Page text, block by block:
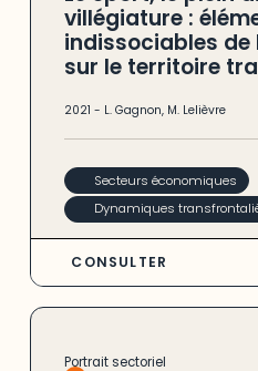
villégiature :
indissociables
sur le territoire
2021- L. Gagnon, M. Lelièvre
Secteurs économiques
Dynamiques
CONSULTER
Portrait sectoriel